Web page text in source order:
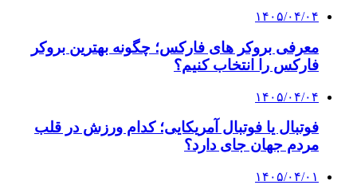
۱۴۰۵/۰۴/۰۴
معرفی بروکر های فارکس؛ چگونه بهترین بروکر
فارکس را انتخاب کنیم؟
۱۴۰۵/۰۴/۰۴
فوتبال یا فوتبال آمریکایی؛ کدام ورزش در قلب
مردم جهان جای دارد؟
۱۴۰۵/۰۴/۰۱